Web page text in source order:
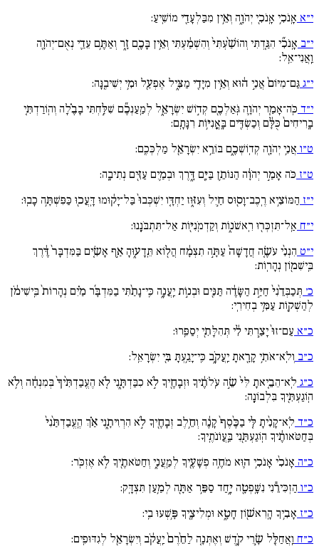
י״א אָֽנֹכִ֥י אָֽנֹכִ֖י יְהֹוָ֑ה וְאֵ֥ין מִבַּלְעָדַ֖י מוֹשִֽׁיעַ:
י״ב אָֽנֹכִ֞י הִגַּ֚דְתִּי וְהוֹשַׁ֙עְתִּי֙ וְהִשְׁמַ֔עְתִּי וְאֵ֥ין בָּכֶ֖ם זָ֑ר וְאַתֶּ֥ם עֵדַ֛י נְאֻם־יְהֹוָ֖ה
וַֽאֲנִי־אֵֽל:
י״ג גַּם־מִיּוֹם֙ אֲנִ֣י ה֔וּא וְאֵ֥ין מִיָּדִ֖י מַצִּ֑יל אֶפְעַ֖ל וּמִ֥י יְשִׁיבֶֽנָּה:
י״ד כֹּֽה־אָמַ֧ר יְהֹוָ֛ה גֹּֽאַלְכֶ֖ם קְד֣וֹשׁ יִשְׂרָאֵ֑ל לְמַֽעַנְכֶ֞ם שִׁלַּ֣חְתִּי בָבֶ֗לָה וְהֽוֹרַדְתִּ֚י
בָֽרִיחִים֙ כֻּלָּ֔ם וְכַשְׂדִּ֖ים בָּֽאֳנִיּ֥וֹת רִנָּתָֽם:
ט״ו אֲנִ֥י יְהֹוָ֖ה קְדֽוֹשְׁכֶ֑ם בּוֹרֵ֥א יִשְׂרָאֵ֖ל מַלְכְּכֶֽם:
ט״ז כֹּה אָמַ֣ר יְהֹוָ֔ה הַנּוֹתֵ֥ן בַּיָּ֖ם דָּ֑רֶךְ וּבְמַ֥יִם עַזִּ֖ים נְתִיבָֽה:
י״ז הַמּוֹצִ֥יא רֶֽכֶב־וָס֖וּס חַ֣יִל וְעִזּ֑וּז יַחְדָּ֚ו יִשְׁכְּבוּ֙ בַּל־יָק֔וּמוּ דָּֽעֲכ֖וּ כַּפִּשְׁתָּ֥ה כָבֽוּ:
י״ח אַֽל־תִּזְכְּר֖וּ רִֽאשֹׁנ֑וֹת וְקַדְמֹֽנִיּ֖וֹת אַל־תִּתְבֹּנָֽנוּ:
י״ט הִנְנִ֨י עֹשֶׂ֚ה חֲדָשָׁה֙ עַתָּ֣ה תִצְמָ֔ח הֲל֖וֹא תֵּֽדָע֑וּהָ אַ֣ף אָשִׂ֚ים בַּמִּדְבָּר֙ דֶּ֔רֶךְ
בִּֽישִׁמ֖וֹן נְהָרֽוֹת:
כ׳ תְּכַבְּדֵ֙נִי֙ חַיַּ֣ת הַשָּׂדֶ֔ה תַּנִּ֖ים וּבְנ֣וֹת יַֽעֲנָ֑ה כִּֽי־נָתַ֨תִּי בַמִּדְבָּ֜ר מַ֗יִם נְהָרוֹת֙ בִּֽישִׁימֹ֔ן
לְהַשְׁק֖וֹת עַמִּ֥י בְחִירִֽי:
כ״א עַם־זוּ֙ יָצַ֣רְתִּי לִ֔י תְּהִלָּתִ֖י יְסַפֵּֽרוּ:
כ״ב וְלֹֽא־אֹתִ֥י קָרָ֖אתָ יַֽעֲקֹ֑ב כִּֽי־יָגַ֥עְתָּ בִּ֖י יִשְׂרָאֵֽל:
כ״ג לֹֽא־הֵבֵ֚יאתָ לִּי֙ שֵׂ֣ה עֹֽלֹתֶ֔יךָ וּזְבָחֶ֖יךָ לֹ֣א כִבַּדְתָּ֑נִי לֹ֚א הֶעֱבַדְתִּ֙יךָ֙ בְּמִנְחָ֔ה וְלֹ֥א
הֽוֹגַעְתִּ֖יךָ בִּלְבוֹנָֽה:
כ״ד לֹֽא־קָנִ֨יתָ לִּ֚י בַכֶּ֙סֶף֙ קָנֶ֔ה וְחֵ֥לֶב זְבָחֶ֖יךָ לֹ֣א הִרְוִיתָ֑נִי אַ֗ךְ הֶֽעֱבַדְתַּ֙נִי֙
בְּחַטֹּאותֶ֔יךָ הֽוֹגַעְתַּ֖נִי בַּֽעֲו‍ֹנֹתֶֽיךָ:
כ״ה אָנֹכִ֨י אָנֹכִ֥י ה֛וּא מֹחֶ֥ה פְשָׁעֶ֖יךָ לְמַֽעֲנִ֑י וְחַטֹּאתֶ֖יךָ לֹ֥א אֶזְכֹּֽר:
כ״ו הַזְכִּירֵ֕נִי נִשָּֽׁפְטָ֖ה יָ֑חַד סַפֵּ֥ר אַתָּ֖ה לְמַ֥עַן תִּצְדָּֽק:
כ״ז אָבִ֥יךָ הָֽרִאשׁ֖וֹן חָטָ֑א וּמְלִיצֶ֖יךָ פָּ֥שְׁעוּ בִֽי:
כ״ח וַֽאֲחַלֵּ֖ל שָׂ֣רֵי קֹ֑דֶשׁ וְאֶתְּנָ֚ה לַחֵ֙רֶם֙ יַֽעֲקֹ֔ב וְיִשְׂרָאֵ֖ל לְגִדּוּפִֽים: